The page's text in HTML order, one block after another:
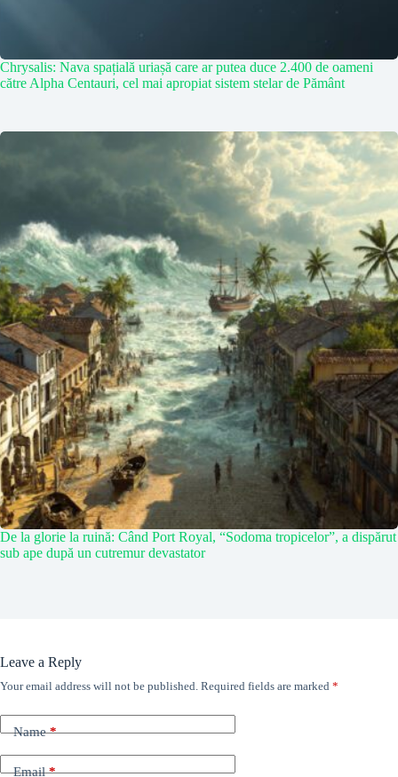
Chrysalis: Nava spațială uriașă care ar putea duce 2.400 de oameni
către Alpha Centauri, cel mai apropiat sistem stelar de Pământ
De la glorie la ruină: Când Port Royal, “Sodoma tropicelor”, a dispărut
sub ape după un cutremur devastator
Leave a Reply
Your email address will not be published. Required fields are marked *
Name*
Email*